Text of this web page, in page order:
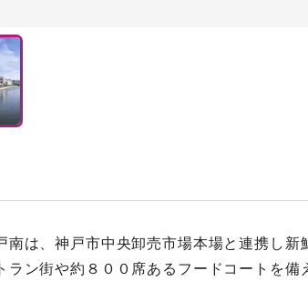
南は、神戸市中央卸売市場本場と連携し新
ラン街や約８００席あるフードコートを備